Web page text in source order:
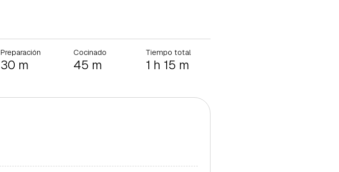
Preparación
30 m
Cocinado
45 m
Tiempo total
1 h 15 m